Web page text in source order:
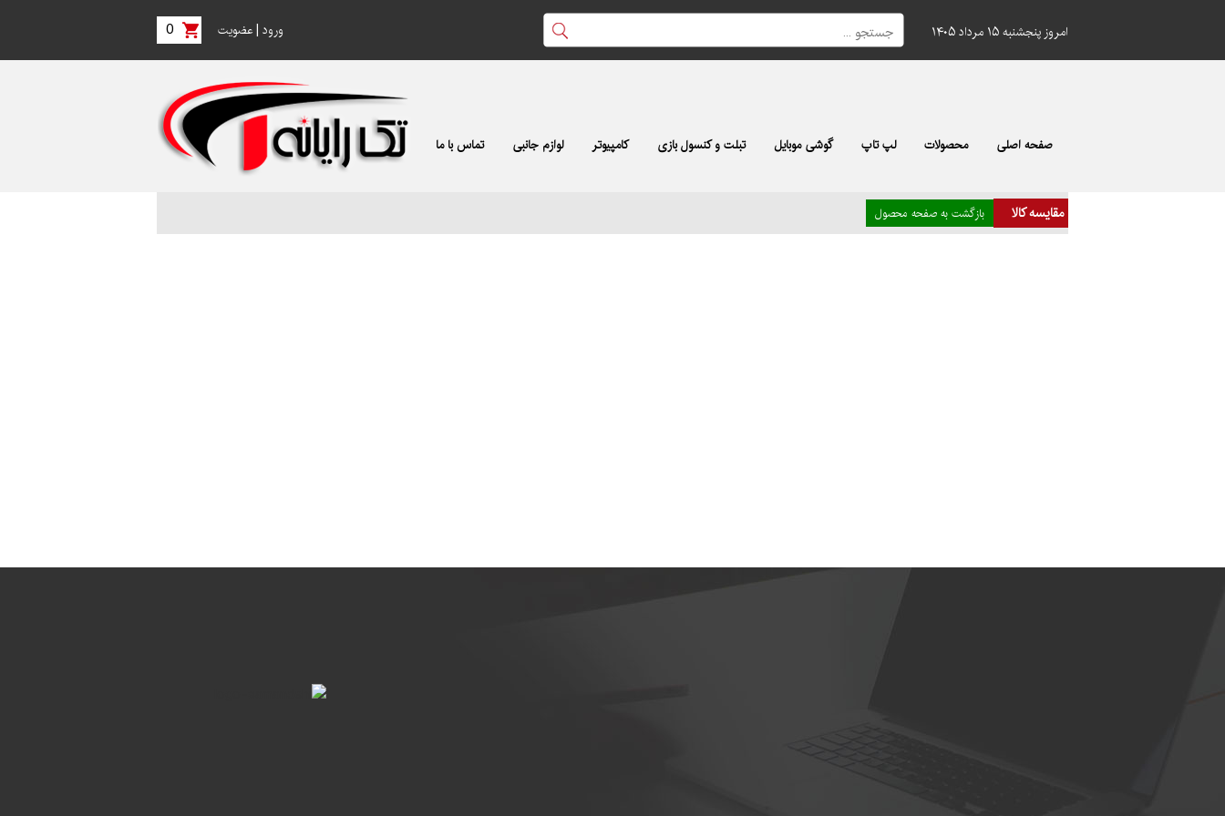
امروز پنجشنبه ۱۵ مرداد ۱۴۰۵ 0 ورود |عضویت
صفحه اصلی محصولات لپ تاپ گوشی موبایل تبلت و کنسول بازی کامپیوتر لوازم جانبی تماس با ما
مقایسه کالا بازگشت به صفحه محصول